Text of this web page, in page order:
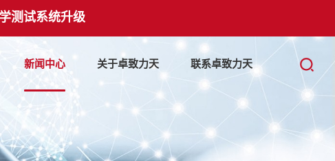
测试系统升级
新闻中心 关于卓致力天 联系卓致力天